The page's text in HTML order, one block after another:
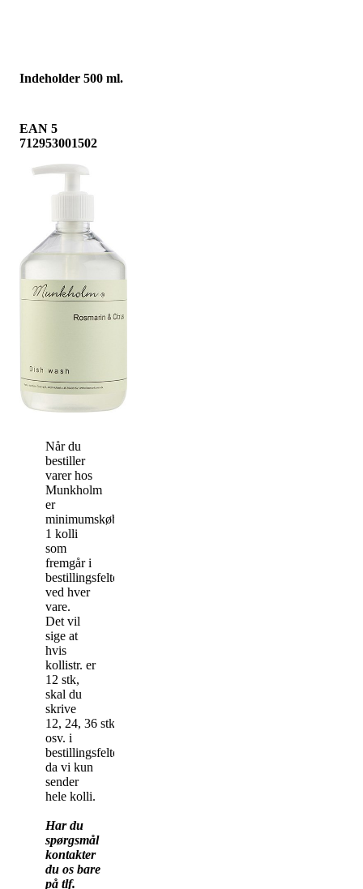
Indeholder 500 ml.
EAN 5
712953001502
Når du
bestiller
varer hos
Munkholm
er
minimumskøbet
1 kolli
som
fremgår i
bestillingsfeltet
ved hver
vare.
Det vil
sige at
hvis
kollistr. er
12 stk,
skal du
skrive
12, 24, 36 stk
osv. i
bestillingsfeltet,
da vi kun
sender
hele kolli.
Har du
spørgsmål
kontakter
du os bare
på tlf.